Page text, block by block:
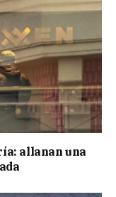
allanan una